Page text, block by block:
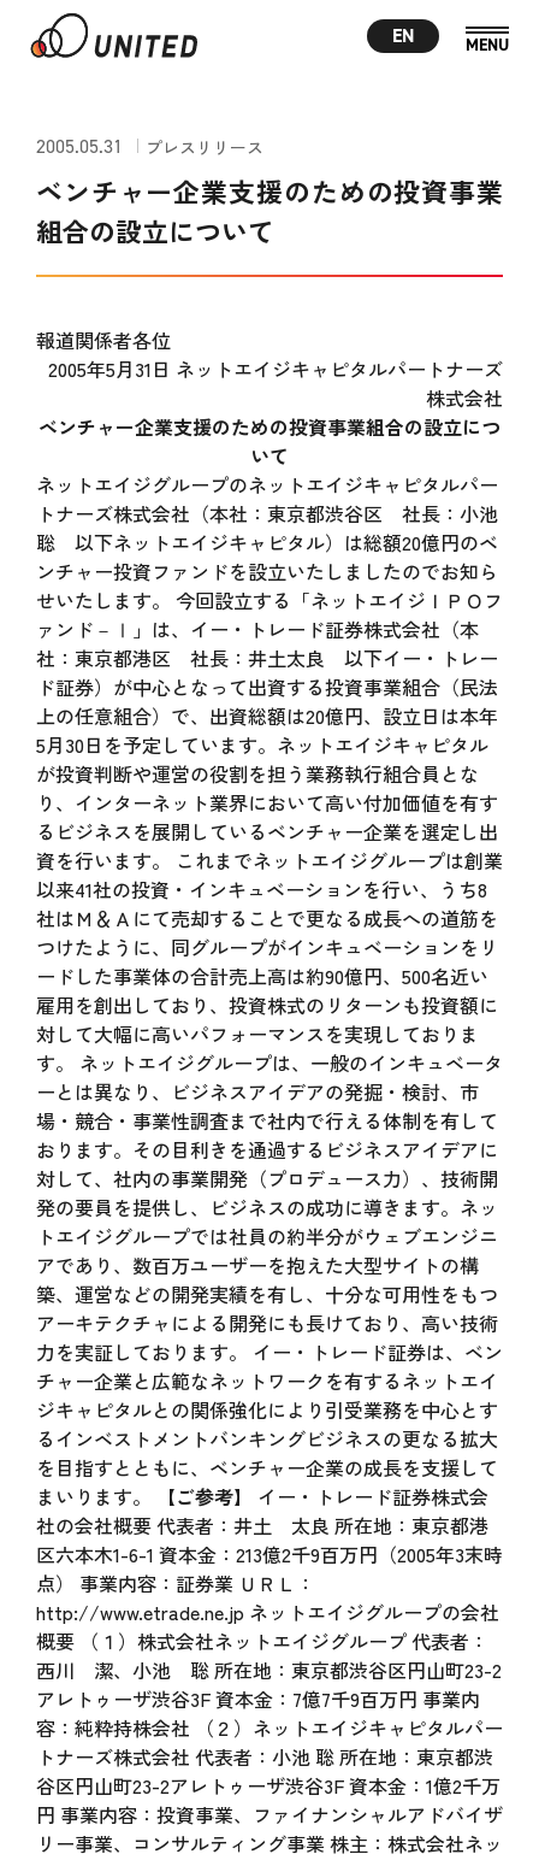
EN
2005.05.31 プレスリリース
ベンチャー企業支援のための投資事業
組合の設立について
報道関係者各位
2005年5月31日 ネットエイジキャピタルパートナーズ
株式会社
ベンチャー企業支援のための投資事業組合の設立につ
いて
ネットエイジグループのネットエイジキャピタルパー
トナーズ株式会社（本社：東京都渋谷区 社長：小池
聡 以下ネットエイジキャピタル）は総額20億円のベ
ンチャー投資ファンドを設立いたしましたのでお知ら
せいたします。 今回設立する「ネットエイジＩＰＯフ
ァンド－Ⅰ」は、イー・トレード証券株式会社（本
社：東京都港区 社長：井土太良 以下イー・トレー
ド証券）が中心となって出資する投資事業組合（民法
上の任意組合）で、出資総額は20億円、設立日は本年
5月30日を予定しています。ネットエイジキャピタル
が投資判断や運営の役割を担う業務執行組合員とな
り、インターネット業界において高い付加価値を有す
るビジネスを展開しているベンチャー企業を選定し出
資を行います。 これまでネットエイジグループは創業
以来41社の投資・インキュベーションを行い、うち8
社はＭ＆Ａにて売却することで更なる成長への道筋を
つけたように、同グループがインキュベーションをリ
ードした事業体の合計売上高は約90億円、500名近い
雇用を創出しており、投資株式のリターンも投資額に
対して大幅に高いパフォーマンスを実現しておりま
す。 ネットエイジグループは、一般のインキュベータ
ーとは異なり、ビジネスアイデアの発掘・検討、市
場・競合・事業性調査まで社内で行える体制を有して
おります。その目利きを通過するビジネスアイデアに
対して、社内の事業開発（プロデュース力）、技術開
発の要員を提供し、ビジネスの成功に導きます。ネッ
トエイジグループでは社員の約半分がウェブエンジニ
アであり、数百万ユーザーを抱えた大型サイトの構
築、運営などの開発実績を有し、十分な可用性をもつ
アーキテクチャによる開発にも長けており、高い技術
力を実証しております。 イー・トレード証券は、ベン
チャー企業と広範なネットワークを有するネットエイ
ジキャピタルとの関係強化により引受業務を中心とす
るインベストメントバンキングビジネスの更なる拡大
を目指すとともに、ベンチャー企業の成長を支援して
まいります。
【ご参考】
イー・トレード証券株式会
社の会社概要 代表者：井土 太良 所在地：東京都港
区六本木1-6-1 資本金：213億2千9百万円（2005年3末時
点） 事業内容：証券業 ＵＲＬ：
http://www.etrade.ne.jp ネットエイジグループの会社
概要 （１）株式会社ネットエイジグループ 代表者：
西川 潔、小池 聡 所在地：東京都渋谷区円山町23-2
アレトゥーザ渋谷3F 資本金：7億7千9百万円 事業内
容：純粋持株会社 （２）ネットエイジキャピタルパー
トナーズ株式会社 代表者：小池 聡 所在地：東京都渋
谷区円山町23-2アレトゥーザ渋谷3F 資本金：1億2千万
円 事業内容：投資事業、ファイナンシャルアドバイザ
リー事業、コンサルティング事業 株主：株式会社ネッ